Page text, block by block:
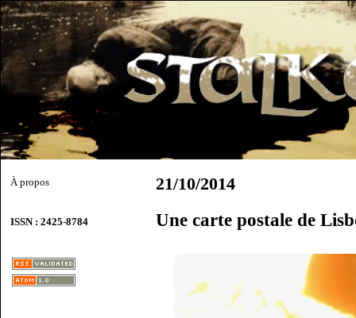
À propos
ISSN : 2425-8784
21/10/2014
Une carte postale de